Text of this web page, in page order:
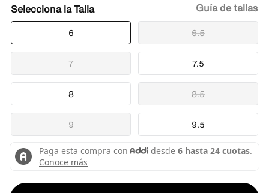
Talla
6 6.5
7 7.5
8 8.5
9 9.5
Guía de tallas